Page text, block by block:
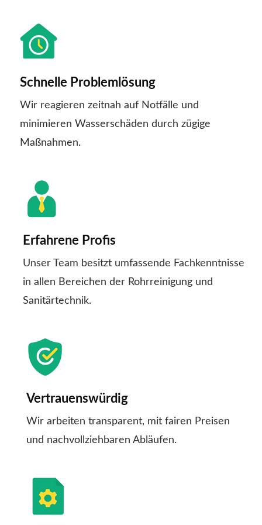
Schnelle Problemlösung
Wir reagieren zeitnah auf Notfälle und
minimieren Wasserschäden durch zügige
Maßnahmen.
Erfahrene Profis
Unser Team besitzt umfassende Fachkenntnisse
in allen Bereichen der Rohrreinigung und
Sanitärtechnik.
Vertrauenswürdig
Wir arbeiten transparent, mit fairen Preisen
und nachvollziehbaren Abläufen.